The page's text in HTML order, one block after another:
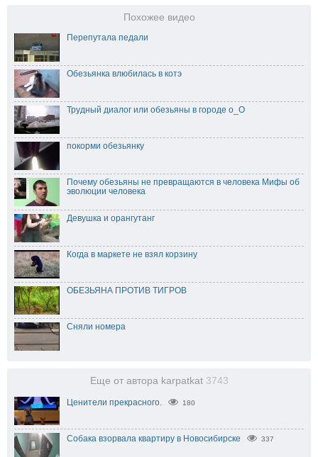
Похожее видео
Перепутала педали
Обезьянка влюбилась в котэ
Трудный диалог или обезьяны в городе о_О
покорми обезьянку
Почему обезьяны не превращаются в человека Мифы об
эволюции человека
Девушка и орангутанг
Когда в маркете не взял корзину
ОБЕЗЬЯНА ПРОТИВ ТИГРОВ
Сняли номера
Еще от автора karpatkat 3743
Ценители прекрасного. 180
Собака взорвала квартиру в Новосибирске 337